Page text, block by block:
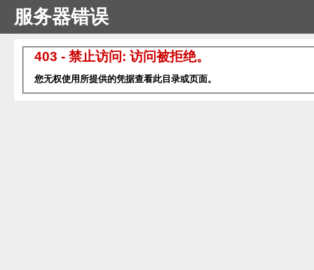
服务器错误
403 - 禁止访问: 访问被拒绝。
您无权使用所提供的凭据查看此目录或页面。